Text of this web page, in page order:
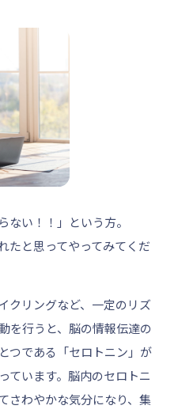
ない！！」という方。
たと思ってやってみてくだ
クリングなど、一定のリズ
を行うと、脳の情報伝達の
つである「セロトニン」が
ています。脳内のセロトニ
さわやかな気分になり、集